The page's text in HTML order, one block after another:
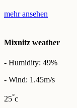
mehr ansehen
Mixnitz weather
- Humidity: 49%
- Wind: 1.45m/s
25°c